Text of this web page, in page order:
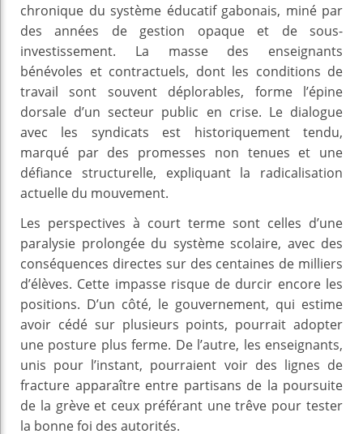
chronique du système éducatif gabonais, miné par
des années de gestion opaque et de sous-
investissement. La masse des enseignants
bénévoles et contractuels, dont les conditions de
travail sont souvent déplorables, forme l’épine
dorsale d’un secteur public en crise. Le dialogue
avec les syndicats est historiquement tendu,
marqué par des promesses non tenues et une
défiance structurelle, expliquant la radicalisation
actuelle du mouvement.
Les perspectives à court terme sont celles d’une
paralysie prolongée du système scolaire, avec des
conséquences directes sur des centaines de milliers
d’élèves. Cette impasse risque de durcir encore les
positions. D’un côté, le gouvernement, qui estime
avoir cédé sur plusieurs points, pourrait adopter
une posture plus ferme. De l’autre, les enseignants,
unis pour l’instant, pourraient voir des lignes de
fracture apparaître entre partisans de la poursuite
de la grève et ceux préférant une trêve pour tester
la bonne foi des autorités.